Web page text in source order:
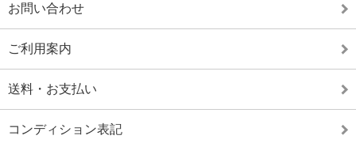
お問い合わせ
ご利用案内
送料・お支払い
コンディション表記